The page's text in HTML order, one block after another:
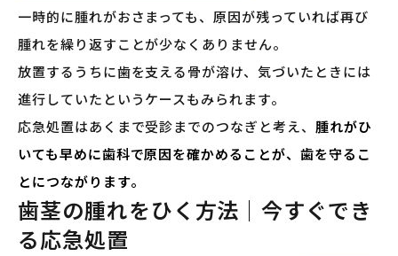
一時的に腫れがおさまっても、原因が残っていれば再び
腫れを繰り返すことが少なくありません。
放置するうちに歯を支える骨が溶け、気づいたときには
進行していたというケースもみられます。
応急処置はあくまで受診までのつなぎと考え、 腫れがひ
いても早めに歯科で原因を確かめることが、歯を守るこ
とにつながります。
歯茎の腫れをひく方法｜今すぐでき
る応急処置